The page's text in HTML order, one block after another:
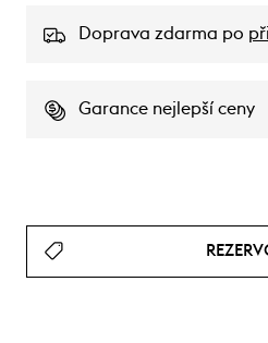
Doprava zdarma po
Garance nejlepší ceny